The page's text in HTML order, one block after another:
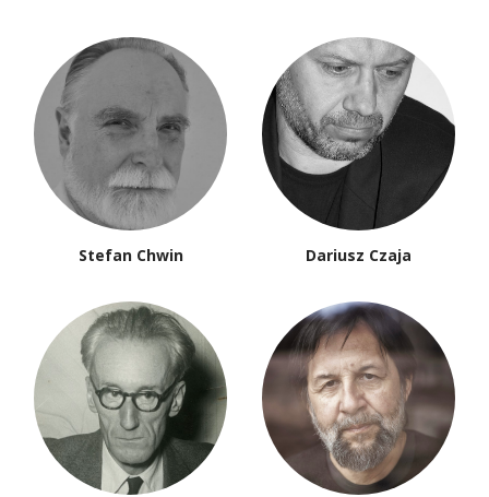
Stefan Chwin Dariusz Czaja